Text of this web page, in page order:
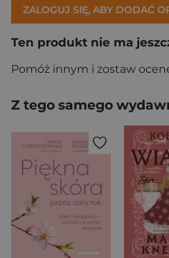
ZALOGUJ SIĘ, ABY DODAĆ
Ten produkt nie ma
Pomóż innym i zostaw
Z tego samego